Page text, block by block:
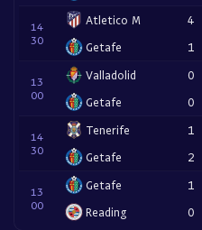
14
30
Atletico M
Getafe
4
1
13
00
Valladolid
Getafe
0
0
14
30
Tenerife
Getafe
1
2
13
00
Getafe
Reading
1
0